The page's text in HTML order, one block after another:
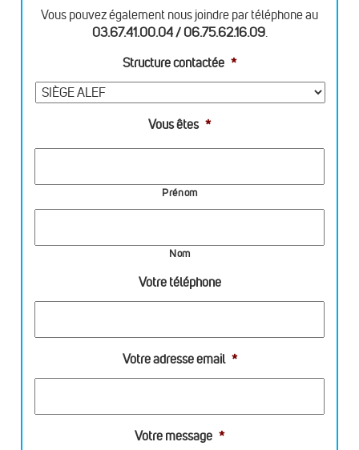
Vous pouvez également nous joindre par téléphone au
03.67.41.00.04 / 06.75.62.16.09.
Structure contactée *
Vous êtes *
Prénom
Nom
Votre téléphone
Votre adresse email *
Votre message *